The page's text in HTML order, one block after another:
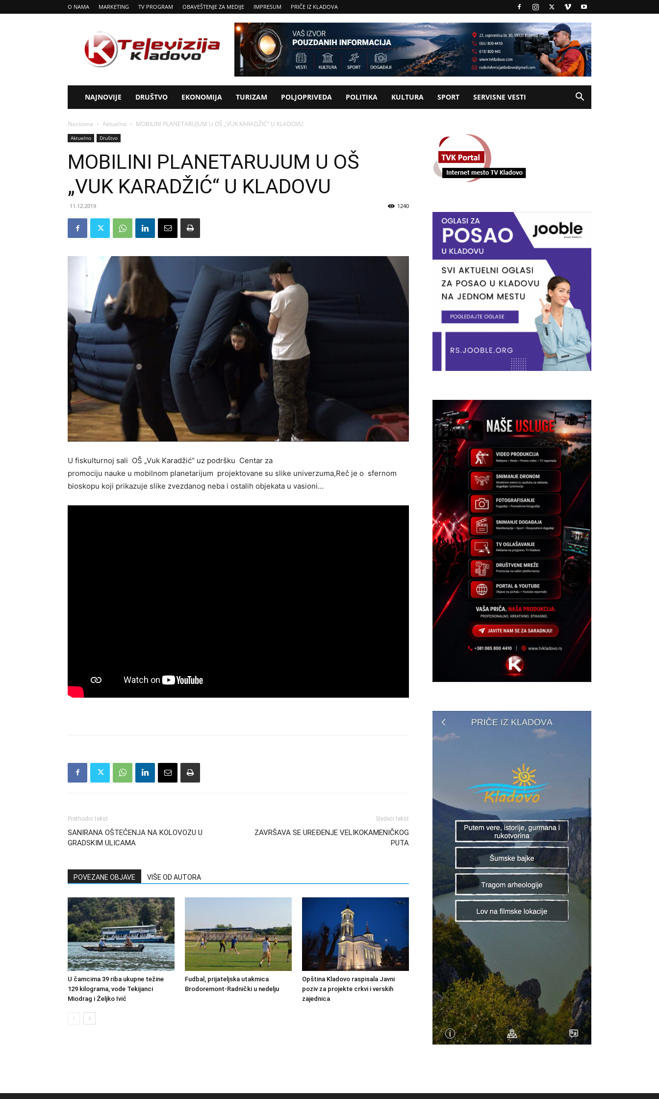
O NAMA MARKETING TV PROGRAM OBAVEŠTENJE ZA MEDIJE IMPRESUM PRIČE IZ KLADOVA
Tv
Kladovo
NAJNOVIJE DRUŠTVO EKONOMIJA TURIZAM POLJOPRIVEDA POLITIKA KULTURA SPORT SERVISNE VESTI
Naslovna Aktuelno MOBILINI PLANETARUJUM U OŠ „VUK KARADŽIĆ“ U KLADOVU
Aktuelno Društvo
MOBILINI PLANETARUJUM U OŠ
„VUK KARADŽIĆ“ U KLADOVU
11.12.2019 1240
U fiskulturnoj sali OŠ „Vuk Karadžić“ uz podršku Centar za
promociju nauke u mobilnom planetarijum projektovane su slike univerzuma,Reč je o sfernom
bioskopu koji prikazuje slike zvezdanog neba i ostalih objekata u vasioni…
Prethodni tekst
SANIRANA OŠTEĆENJA NA KOLOVOZU U
GRADSKIM ULICAMA
Sledeći tekst
ZAVRŠAVA SE UREĐENJE VELIKOKAMENIČKOG
PUTA
POVEZANE OBJAVE VIŠE OD AUTORA
U čamcima 39 riba ukupne težine
129 kilograma, vode Tekijanci
Miodrag i Željko Ivić
Fudbal, prijateljska utakmica
Brodoremont-Radnički u nedelju
Opština Kladovo raspisala Javni
poziv za projekte crkvi i verskih
zajednica